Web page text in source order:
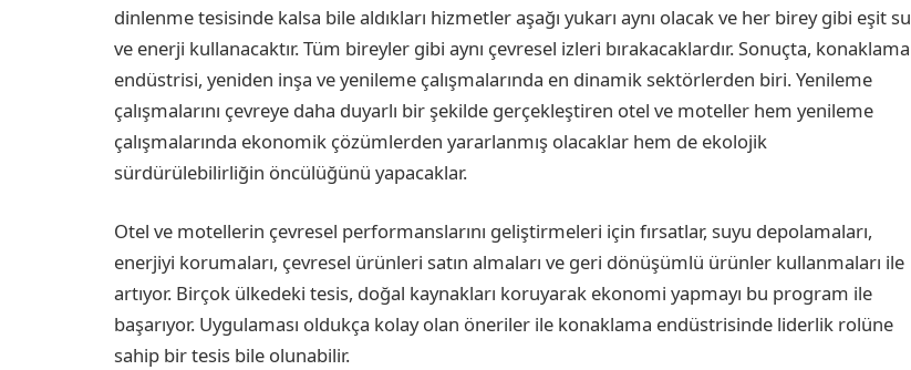
dinlenme tesisinde kalsa bile aldıkları hizmetler aşağı yukarı aynı olacak ve her birey gibi eşit su
ve enerji kullanacaktır. Tüm bireyler gibi aynı çevresel izleri bırakacaklardır. Sonuçta, konaklama
endüstrisi, yeniden inşa ve yenileme çalışmalarında en dinamik sektörlerden biri. Yenileme
çalışmalarını çevreye daha duyarlı bir şekilde gerçekleştiren otel ve moteller hem yenileme
çalışmalarında ekonomik çözümlerden yararlanmış olacaklar hem de ekolojik
sürdürülebilirliğin öncülüğünü yapacaklar.
Otel ve motellerin çevresel performanslarını geliştirmeleri için fırsatlar, suyu depolamaları,
enerjiyi korumaları, çevresel ürünleri satın almaları ve geri dönüşümlü ürünler kullanmaları ile
artıyor. Birçok ülkedeki tesis, doğal kaynakları koruyarak ekonomi yapmayı bu program ile
başarıyor. Uygulaması oldukça kolay olan öneriler ile konaklama endüstrisinde liderlik rolüne
sahip bir tesis bile olunabilir.